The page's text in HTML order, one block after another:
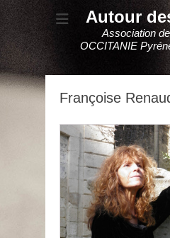
Autour
Association
OCCITANIE
Françoise